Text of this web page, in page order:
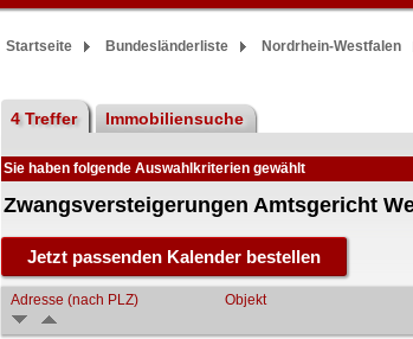
Startseite Bundesländerliste Nordrhein-Westfalen
4 Treffer Immobiliensuche
Sie haben folgende Auswahlkriterien gewählt
Zwangsversteigerungen Amtsgericht
Adresse (nach PLZ) Objekt